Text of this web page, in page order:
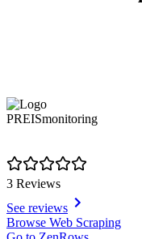
PREISmonitoring
3 Reviews
See reviews
Item
1
Browse Web Scraping